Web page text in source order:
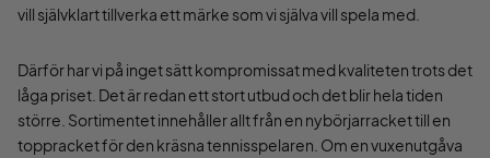
vill självklart tillverka ett märke som vi själva vill spela med.
Därför har vi på inget sätt kompromissat med kvaliteten trots det
låga priset. Det är redan ett stort utbud och det blir hela tiden
större. Sortimentet innehåller allt från en nybörjarracket till en
toppracket för den kräsna tennisspelaren. Om en vuxenutgåva